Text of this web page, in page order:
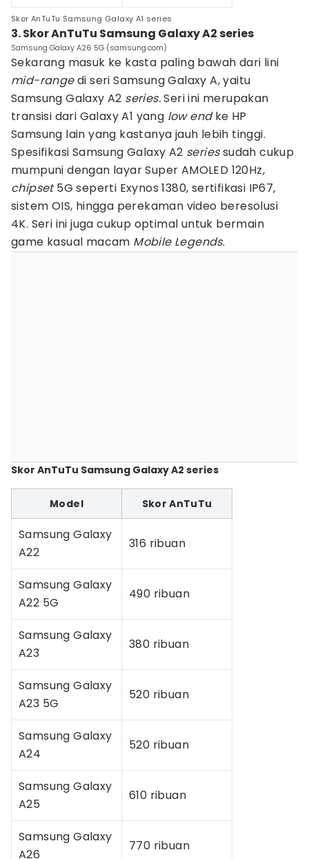
Skor AnTuTu Samsung Galaxy A1 series
3. Skor AnTuTu Samsung Galaxy A2 series
Samsung Galaxy A26 5G (samsung.com)
Sekarang masuk ke kasta paling bawah dari lini
mid-rangedi seri Samsung Galaxy A, yaitu
Samsung Galaxy A2 series.Seri ini merupakan
transisi dari Galaxy A1 yang low endke HP
Samsung lain yang kastanya jauh lebih tinggi.
Spesifikasi Samsung Galaxy A2 seriessudah cukup
mumpuni dengan layar Super AMOLED 120Hz,
chipset5G seperti Exynos 1380, sertifikasi IP67,
sistem OIS, hingga perekaman video beresolusi
4K. Seri ini juga cukup optimal untuk bermain
game kasual macam Mobile Legends.
Skor AnTuTu Samsung Galaxy A2 series
Model Skor AnTuTu
Samsung Galaxy
A22
316 ribuan
Samsung Galaxy
A22 5G
490 ribuan
Samsung Galaxy
A23
380 ribuan
Samsung Galaxy
A23 5G
520 ribuan
Samsung Galaxy
A24
520 ribuan
Samsung Galaxy
A25
610 ribuan
Samsung Galaxy
A26
770 ribuan